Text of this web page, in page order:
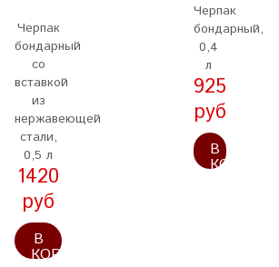
Черпак
бондарный
со
вставкой
из
нержавеющей
стали,
0,5 л
1420
руб
В
КОРЗИНУ
Черпак
бондарный,
0,4
л
925
руб
В
КОРЗИНУ